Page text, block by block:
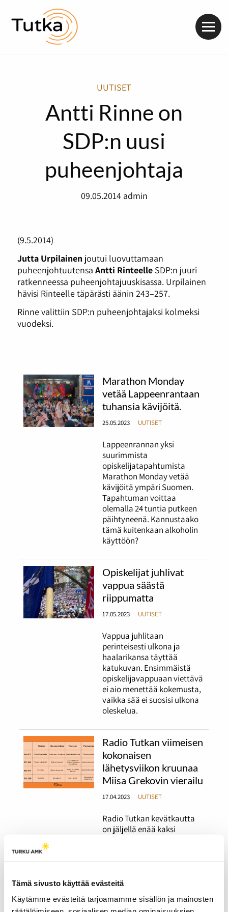
Tämä sivusto käyttää evästeitä
Käytämme evästeitä tarjoamamme sisällön ja mainosten
UUTISET
Antti Rinne on
SDP:n uusi
puheenjohtaja
09.05.2014 admin
(9.5.2014)
Jutta Urpilainenjoutui luovuttamaan
puheenjohtuutensa Antti RinteelleSDP:n juuri
ratkenneessa puheenjohtajuuskisassa. Urpilainen
hävisi Rinteelle täpärästi äänin 243–257.
Rinne valittiin SDP:n puheenjohtajaksi kolmeksi
vuodeksi.
Marathon Monday
vetää Lappeenrantaan
tuhansia kävijöitä.
25.05.2023 UUTISET
Lappeenrannan yksi
suurimmista
opiskelijatapahtumista
Marathon Monday vetää
kävijöitä ympäri Suomen.
Tapahtuman voittaa
olemalla 24 tuntia putkeen
päihtyneenä. Kannustaako
tämä kuitenkaan alkoholin
käyttöön?
Opiskelijat juhlivat
vappua säästä
riippumatta
17.05.2023 UUTISET
Vappua juhlitaan
perinteisesti ulkona ja
haalarikansa täyttää
katukuvan. Ensimmäistä
opiskelijavappuaan viettävä
ei aio menettää kokemusta,
vaikka sää ei suosisi ulkona
oleskelua.
Radio Tutkan viimeisen
kokonaisen
lähetysviikon kruunaa
Miisa Grekovin vierailu
17.04.2023 UUTISET
Radio Tutkan kevätkautta
on jäljellä enää kaksi
lähetysviikolla
pääteemana on